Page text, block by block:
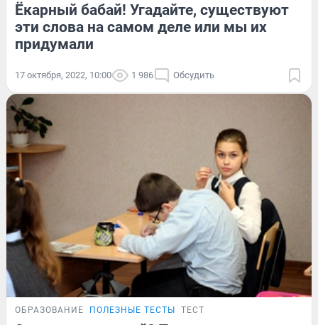
Ёкарный бабай! Угадайте, существуют
эти слова на самом деле или мы их
придумали
17 октября, 2022, 10:00 1 986 Обсудить
ОБРАЗОВАНИЕ ПОЛЕЗНЫЕ ТЕСТЫ ТЕСТ